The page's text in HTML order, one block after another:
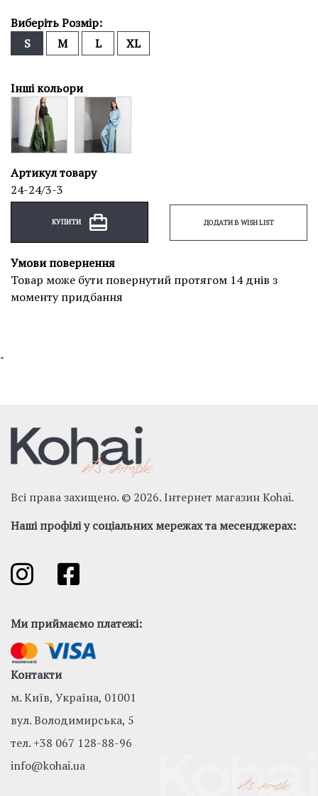
Виберіть Розмір:
S
M L XL
Інші кольори
Артикул товару
24-24/3-3
КУПИТИ ДОДАТИ В WISH LIST
Умови повернення
Товар може бути повернутий протягом 14 днів з
моменту придбання
"
Всі права захищено. © 2026. Інтернет магазин Kohai.
Наші профілі у соціальних мережах та месенджерах:
Ми приймаємо платежі:
Контакти
м. Київ, Україна, 01001
вул. Володимирська, 5
тел. +38 067 128-88-96
info@kohai.ua